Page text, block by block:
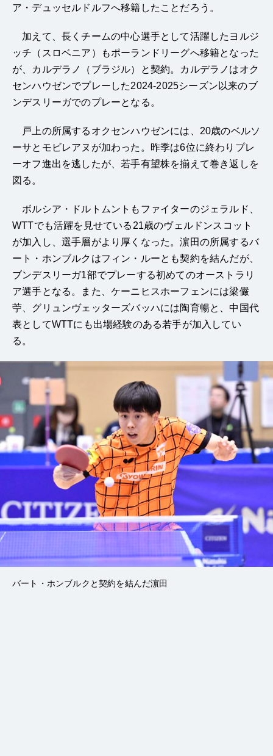
ア・デュッセルドルフへ移籍したことだろう。
加えて、長くチームの中心選手として活躍したヨルジ
ッチ（スロベニア）もポーランドリーグへ移籍となった
が、カルデラノ（ブラジル）と契約。カルデラノはオク
センハウゼンでプレーした2024-2025シーズン以来のブ
ンデスリーガでのプレーとなる。
戸上の所属するオクセンハウゼンには、20歳のベルソ
ーサとモビレアヌが加わった。昨季は6位に終わりプレ
ーオフ進出を逃したが、若手有望株を揃えて巻き返しを
図る。
ボルシア・ドルトムントもファイターのジェラルド、
WTTでも活躍を見せている21歳のヴェルドンスコット
が加入し、選手層がより厚くなった。濵田の所属するバ
ート・ホンブルクはフィン・ルーとも契約を結んだが、
ブンデスリーガ1部でプレーする初めてのオーストラリ
ア選手となる。また、ケーニヒスホーフェンには梁儼
苧、グリュンヴェッターズバッハには陶育暢と、中国代
表としてWTTにも出場経験のある若手が加入してい
る。
バート・ホンブルクと契約を結んだ濵田